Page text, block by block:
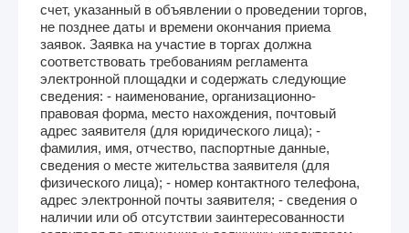
счет, указанный в объявлении о проведении торгов,
не позднее даты и времени окончания приема
заявок. Заявка на участие в торгах должна
соответствовать требованиям регламента
электронной площадки и содержать следующие
сведения: - наименование, организационно-
правовая форма, место нахождения, почтовый
адрес заявителя (для юридического лица); -
фамилия, имя, отчество, паспортные данные,
сведения о месте жительства заявителя (для
физического лица); - номер контактного телефона,
адрес электронной почты заявителя; - сведения о
наличии или об отсутствии заинтересованности